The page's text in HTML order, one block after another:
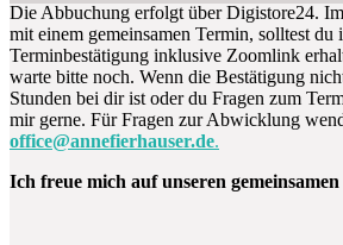
Die Abbuchung erfolgt über Digistore24.
mit einem gemeinsamen Termin, solltest du
Terminbestätigung inklusive Zoomlink
warte bitte noch. Wenn die Bestätigung
Stunden bei dir ist oder du Fragen zum
mir gerne. Für Fragen zur Abwicklung
office@annefierhauser.de.
Ich freue mich auf unseren